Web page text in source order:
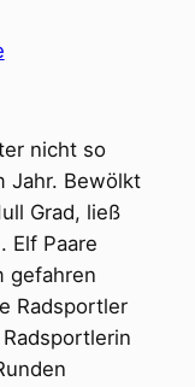
nicht so
Jahr. Bewölkt
Grad, ließ
Elf Paare
gefahren
Radsportler